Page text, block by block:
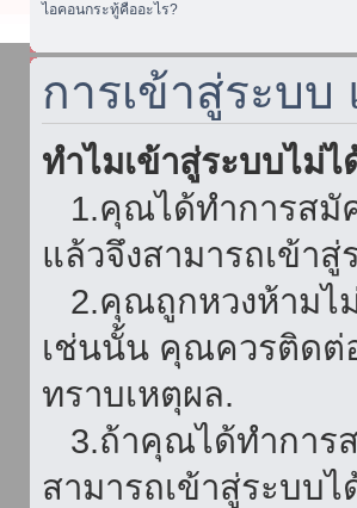
ไอคอนกระทู้คืออะไร?
การเข้าสู่ระบ
ทำไมเข้าสู่ระบบไม่ไ
1.คุณได้ทำการสมั
แล้วจึงสามารถเข้าสู่
2.คุณถูกหวงห้ามไ
เช่นนั้น คุณควรติดต่อ
ทราบเหตุผล.
3.ถ้าคุณได้ทำการ
สามารถเข้าสู่ระบบ